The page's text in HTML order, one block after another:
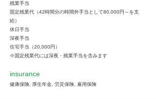
残業手当
固定残業代（42時間分の時間外手当として80,000円～を支
給）
休日手当
深夜手当
住宅手当（20,000円）
※固定残業代には深夜・残業手当を含みます
insurance
健康保険, 厚生年金, 労災保険, 雇用保険